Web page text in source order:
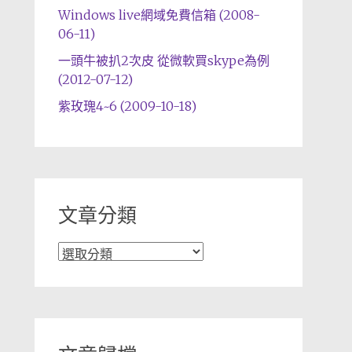
Windows live網域免費信箱 (2008-
06-11)
一頭牛被扒2次皮 從微軟買skype為例
(2012-07-12)
紫玫瑰4~6 (2009-10-18)
文章分類
文